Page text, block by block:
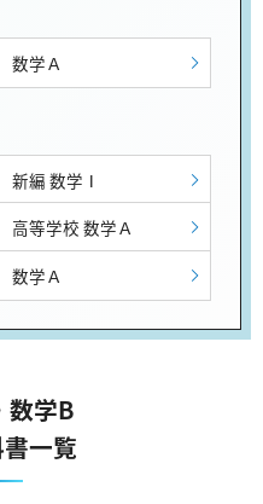
数学Ａ
新編 数学Ⅰ
高等学校 数学Ａ
数学Ａ
学B
一覧